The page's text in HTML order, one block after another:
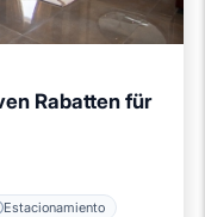
Rabatten für
Estacionamiento